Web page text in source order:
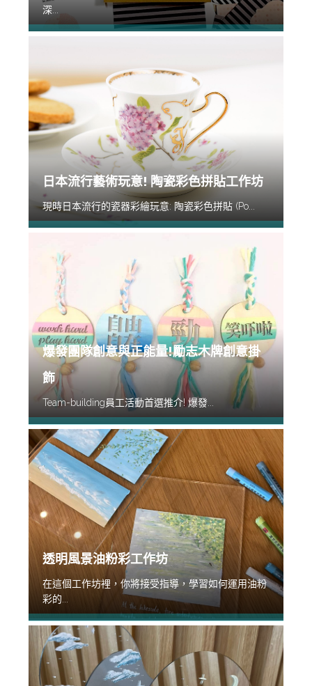
深...
日本流行藝術玩意! 陶瓷彩色拼貼工作坊
現時日本流行的瓷器彩繪玩意: 陶瓷彩色拼貼 (Po...
爆發團隊創意與正能量!勵志木牌創意掛
飾
Team-building員工活動首選推介! 爆發...
透明風景油粉彩工作坊
在這個工作坊裡，你將接受指導，學習如何運用油粉
彩的...